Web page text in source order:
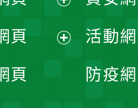
單
開
選
開
頁
頁
活動
防疫